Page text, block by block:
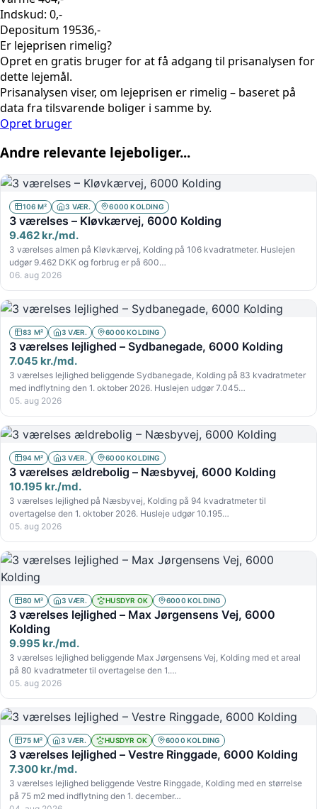
Indskud: 0,-
Depositum 19536,-
Er lejeprisen rimelig?
Opret en gratis bruger for at få adgang til prisanalysen for
dette lejemål.
Prisanalysen viser, om lejeprisen er rimelig – baseret på
data fra tilsvarende boliger i samme by.
Opret bruger
Andre relevante lejeboliger...
106 M² 3 VÆR. 6000 KOLDING
3 værelses – Kløvkærvej, 6000 Kolding
9.462 kr./md.
3 værelses almen på Kløvkærvej, Kolding på 106 kvadratmeter. Huslejen
udgør 9.462 DKK og forbrug er på 600…
06. aug 2026
83 M² 3 VÆR. 6000 KOLDING
3 værelses lejlighed – Sydbanegade, 6000 Kolding
7.045 kr./md.
3 værelses lejlighed beliggende Sydbanegade, Kolding på 83 kvadratmeter
med indflytning den 1. oktober 2026. Huslejen udgør 7.045…
05. aug 2026
94 M² 3 VÆR. 6000 KOLDING
3 værelses ældrebolig – Næsbyvej, 6000 Kolding
10.195 kr./md.
3 værelses lejlighed på Næsbyvej, Kolding på 94 kvadratmeter til
overtagelse den 1. oktober 2026. Husleje udgør 10.195…
05. aug 2026
80 M² 3 VÆR. HUSDYR OK 6000 KOLDING
3 værelses lejlighed – Max Jørgensens Vej, 6000
Kolding
9.995 kr./md.
3 værelses lejlighed beliggende Max Jørgensens Vej, Kolding med et areal
på 80 kvadratmeter til overtagelse den 1.…
05. aug 2026
75 M² 3 VÆR. HUSDYR OK 6000 KOLDING
3 værelses lejlighed – Vestre Ringgade, 6000 Kolding
7.300 kr./md.
3 værelses lejlighed beliggende Vestre Ringgade, Kolding med en størrelse
på 75 m2 med indflytning den 1. december…